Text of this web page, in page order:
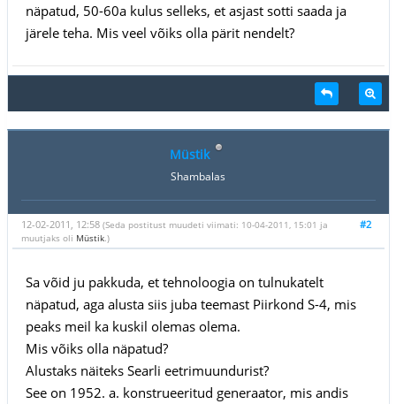
näpatud, 50-60a kulus selleks, et asjast sotti saada ja
järele teha. Mis veel võiks olla pärit nendelt?
Müstik
Shambalas
#2
12-02-2011, 12:58 (Seda postitust muudeti viimati: 10-04-2011, 15:01 ja
muutjaks oli Müstik.)
Sa võid ju pakkuda, et tehnoloogia on tulnukatelt
näpatud, aga alusta siis juba teemast Piirkond S-4, mis
peaks meil ka kuskil olemas olema.
Mis võiks olla näpatud?
Alustaks näiteks Searli eetrimuundurist?
See on 1952. a. konstrueeritud generaator, mis andis